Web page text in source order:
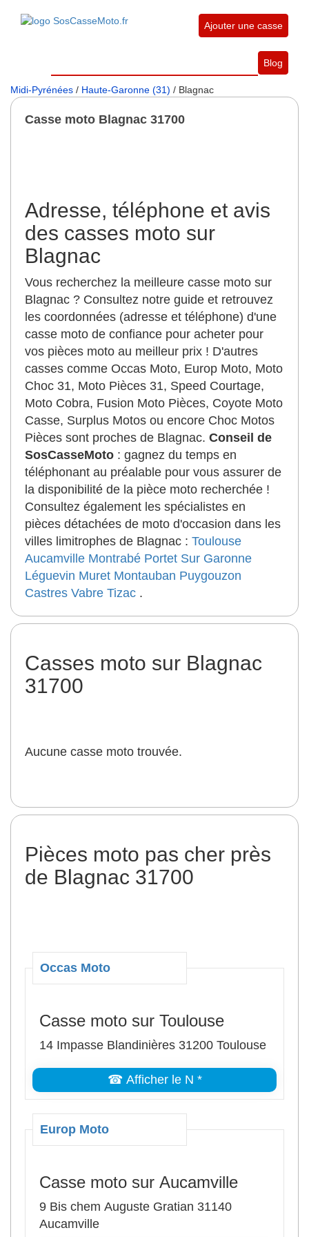
Ajouter une casse
Blog
Midi-Pyrénées / Haute-Garonne (31) / Blagnac
Casse moto Blagnac 31700
Adresse, téléphone et avis
des casses moto sur
Blagnac
Vous recherchez la meilleure casse moto sur
Blagnac ? Consultez notre guide et retrouvez
les coordonnées (adresse et téléphone) d'une
casse moto de confiance pour acheter pour
vos pièces moto au meilleur prix ! D'autres
casses comme Occas Moto, Europ Moto, Moto
Choc 31, Moto Pièces 31, Speed Courtage,
Moto Cobra, Fusion Moto Pièces, Coyote Moto
Casse, Surplus Motos ou encore Choc Motos
Pièces sont proches de Blagnac. Conseil de
SosCasseMoto : gagnez du temps en
téléphonant au préalable pour vous assurer de
la disponibilité de la pièce moto recherchée !
Consultez également les spécialistes en
pièces détachées de moto d'occasion dans les
villes limitrophes de Blagnac : Toulouse
Aucamville Montrabé Portet Sur Garonne
Léguevin Muret Montauban Puygouzon
Castres Vabre Tizac .
Casses moto sur Blagnac
31700
Aucune casse moto trouvée.
Pièces moto pas cher près
de Blagnac 31700
Occas Moto
Casse moto sur Toulouse
14 Impasse Blandinières 31200 Toulouse
☎ Afficher le N *
Europ Moto
Casse moto sur Aucamville
9 Bis chem Auguste Gratian 31140
Aucamville